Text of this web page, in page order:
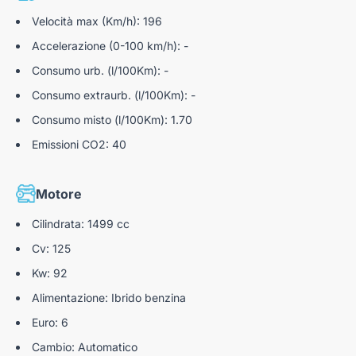
MINI Driving Modes
nero opaco
Eliminazione scritta modello
Paraurti posteriore specifico Cooper SE
Tetto e specchietti a contrasto
2 alette parasole anteriori con specchietto di cortesia
Cambio automatico
Cavo di ricarica domestica
Cavo di ricarica pubblica
Velocità max (Km/h): 196
Accelerazione (0-100 km/h): -
Consumo urb. (l/100Km): -
Consumo extraurb. (l/100Km): -
Consumo misto (l/100Km): 1.70
Emissioni CO2: 40
Motore
Cilindrata: 1499 cc
Cv: 125
Kw: 92
Alimentazione: Ibrido benzina
Euro: 6
Cambio: Automatico